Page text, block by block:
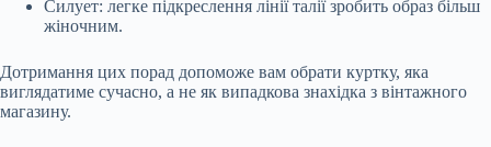
Силует: легке підкреслення лінії талії зробить образ більш
жіночним.
Дотримання цих порад допоможе вам обрати куртку, яка
виглядатиме сучасно, а не як випадкова знахідка з вінтажного
магазину.